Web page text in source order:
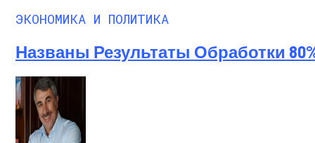
ЭКОНОМИКА И ПОЛИТИКА
Названы Результаты Обработки